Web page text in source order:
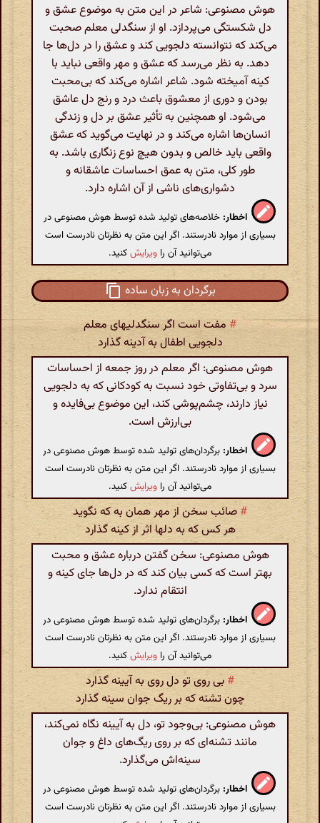
هوش مصنوعی: شاعر در این متن به موضوع عشق و
دل شکستگی می‌پردازد. او از سنگدلی معلم صحبت
می‌کند که نتوانسته دلجویی کند و عشق را در دل‌ها جا
دهد. به نظر می‌رسد که عشق و مهر واقعی نباید با
کینه آمیخته شود. شاعر اشاره می‌کند که بی‌محبت
بودن و دوری از معشوق باعث درد و رنج دل عاشق
می‌شود. او همچنین به تأثیر عشق بر دل و زندگی
انسان‌ها اشاره می‌کند و در نهایت می‌گوید که عشق
واقعی باید خالص و بدون هیچ نوع زنگاری باشد. به
طور کلی، متن به عمق احساسات عاشقانه و
دشواری‌های ناشی از آن اشاره دارد.
اخطار: خلاصه‌های تولید شده توسط هوش مصنوعی در
بسیاری از موارد نادرستند. اگر این متن به نظرتان نادرست است
می‌توانید آن را ویرایشکنید.
برگردان به زبان ساده
# مفت است اگر سنگدلیهای معلم
دلجویی اطفال به آدینه گذارد
هوش مصنوعی: اگر معلم در روز جمعه از احساسات
سرد و بی‌تفاوتی خود نسبت به کودکانی که به دلجویی
نیاز دارند، چشم‌پوشی کند، این موضوع بی‌فایده و
بی‌ارزش است.
اخطار: برگردان‌های تولید شده توسط هوش مصنوعی در
بسیاری از موارد نادرستند. اگر این متن به نظرتان نادرست است
می‌توانید آن را ویرایشکنید.
# صائب سخن از مهر همان به که نگوید
هر کس که به دلها اثر از کینه گذارد
هوش مصنوعی: سخن گفتن درباره عشق و محبت
بهتر است که کسی بیان کند که در دل‌ها جای کینه و
انتقام ندارد.
اخطار: برگردان‌های تولید شده توسط هوش مصنوعی در
بسیاری از موارد نادرستند. اگر این متن به نظرتان نادرست است
می‌توانید آن را ویرایشکنید.
# بی روی تو دل روی به آیینه گذارد
چون تشنه که بر ریگ جوان سینه گذارد
هوش مصنوعی: بی‌وجود تو، دل به آیینه نگاه نمی‌کند،
مانند تشنه‌ای که بر روی ریگ‌های داغ و جوان
سینه‌اش می‌گذارد.
اخطار: برگردان‌های تولید شده توسط هوش مصنوعی در
بسیاری از موارد نادرستند. اگر این متن به نظرتان نادرست است